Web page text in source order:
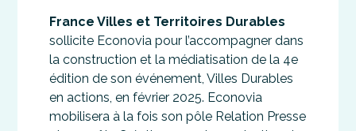
France Villes et Territoires Durables
sollicite Econovia pour l’accompagner dans
la construction et la médiatisation de la 4e
édition de son événement, Villes Durables
en actions, en février 2025. Econovia
mobilisera à la fois son pôle Relation Presse